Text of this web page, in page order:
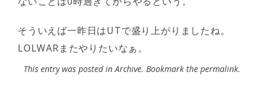
そういえば一昨日はUTで盛り上がりましたね。
LOLWARまたやりたいなぁ。
This entry was posted inArchive. Bookmark the permalink.